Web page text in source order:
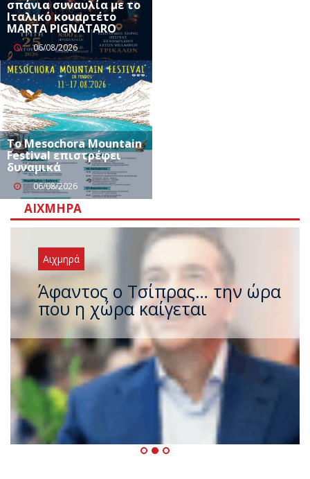
σπάνια συναυλία με το
Ιταλικό κουαρτέτο
MARTA PIGNATARO
06/08/2026
Το Mesochora Mountain
Festival επιστρέφει
δυναμικά
06/08/2026
ΑΙΧΜΗΡΆ
Αιχμηρά
Άφαντος ο Τσίπρας… την ώρα
που η χώρα καίγεται